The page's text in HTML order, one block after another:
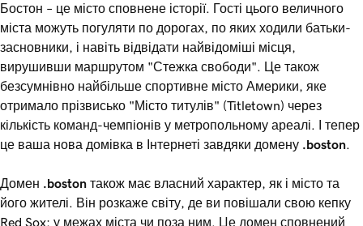
Бостон – це місто сповнене історії. Гості цього величного
міста можуть погуляти по дорогах, по яких ходили батьки-
засновники, і навіть відвідати найвідоміші місця,
вирушивши маршрутом "Стежка свободи". Це також
безсумнівно найбільше спортивне місто Америки, яке
отримало прізвисько "Місто титулів" (Titletown) через
кількість команд-чемпіонів у метропольному ареалі. І тепер
це ваша нова домівка в Інтернеті завдяки домену .boston
Домен .boston також має власний характер, як і місто та
його жителі. Він розкаже світу, де ви повішали свою кепку
Red Sox: у межах міста чи поза ним. Це домен сповнений